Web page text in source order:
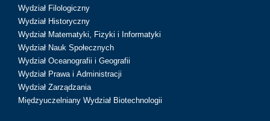
Wydział Filologiczny
Wydział Historyczny
Wydział Matematyki, Fizyki i Informatyki
Wydział Nauk Społecznych
Wydział Oceanografii i Geografii
Wydział Prawa i Administracji
Wydział Zarządzania
Międzyuczelniany Wydział Biotechnologii